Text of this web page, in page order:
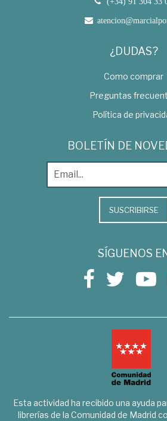
¿DUDAS?
Como comprar
Preguntas
Política de
BOLETÍN DE
SUSCRIBIRSE
SÍGUENOS
Esta actividad ha recibido una ayuda
librerías de la Comunidad de Madrid